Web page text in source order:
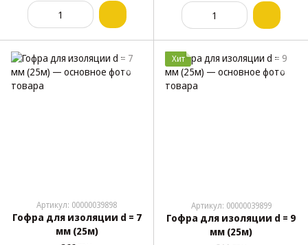
Артикул: 00000039898
Гофра для изоляции d = 7
мм (25м)
Хит
Артикул: 00000039899
Гофра для изоляции d = 9
мм (25м)